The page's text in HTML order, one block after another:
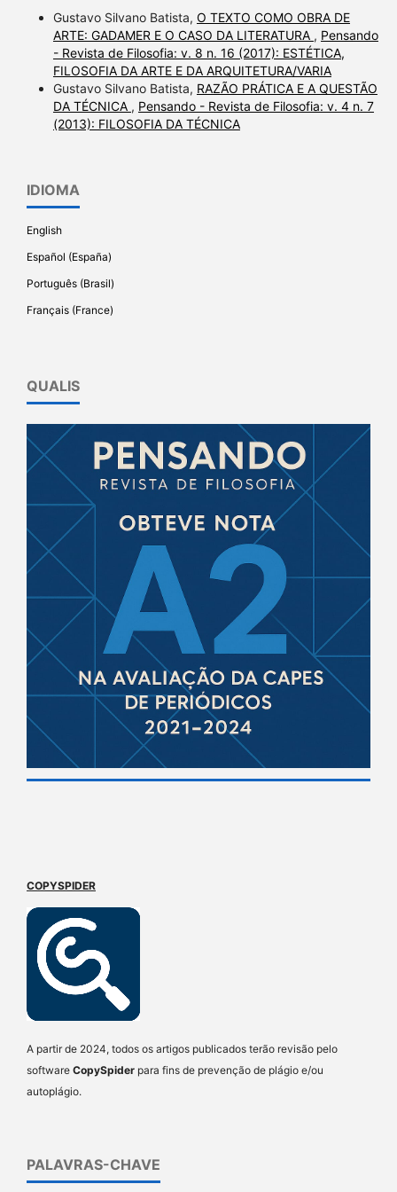
Gustavo Silvano Batista, O TEXTO COMO OBRA DE
ARTE: GADAMER E O CASO DA LITERATURA , Pensando
- Revista de Filosofia: v. 8 n. 16 (2017): ESTÉTICA,
FILOSOFIA DA ARTE E DA ARQUITETURA/VARIA
Gustavo Silvano Batista, RAZÃO PRÁTICA E A QUESTÃO
DA TÉCNICA , Pensando - Revista de Filosofia: v. 4 n. 7
(2013): FILOSOFIA DA TÉCNICA
IDIOMA
English
Español (España)
Português (Brasil)
Français (France)
QUALIS
COPYSPIDER
A partir de 2024, todos os artigos publicados terão revisão pelo
software CopySpider para fins de prevenção de plágio e/ou
autoplágio.
PALAVRAS-CHAVE